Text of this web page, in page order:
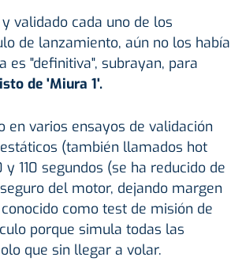
validado cada uno de los
de lanzamiento, aún no los había
es "definitiva", subrayan, para
de 'Miura 1'.
en varios ensayos de validación
(también llamados hot
110 segundos (se ha reducido de
del motor, dejando margen
como test de misión de
porque simula todas las
que sin llegar a volar.